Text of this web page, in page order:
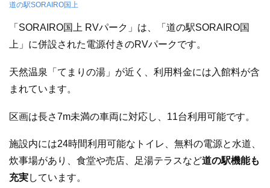
道の駅SORAIRO国上
「SORAIRO国上 RVパーク」は、「道の駅SORAIRO国
上」に併設された電源付きのRVパークです。
天然温泉「てまりの湯」が近く、利用料金には入館料が含
まれています。
区画は長さ7m未満の車両に対応し、11台利用可能です。
施設内には24時間利用可能なトイレ、無料の電源と水道、
炊事場があり、食堂や売店、足湯テラスなど道の駅機能も
充実しています。